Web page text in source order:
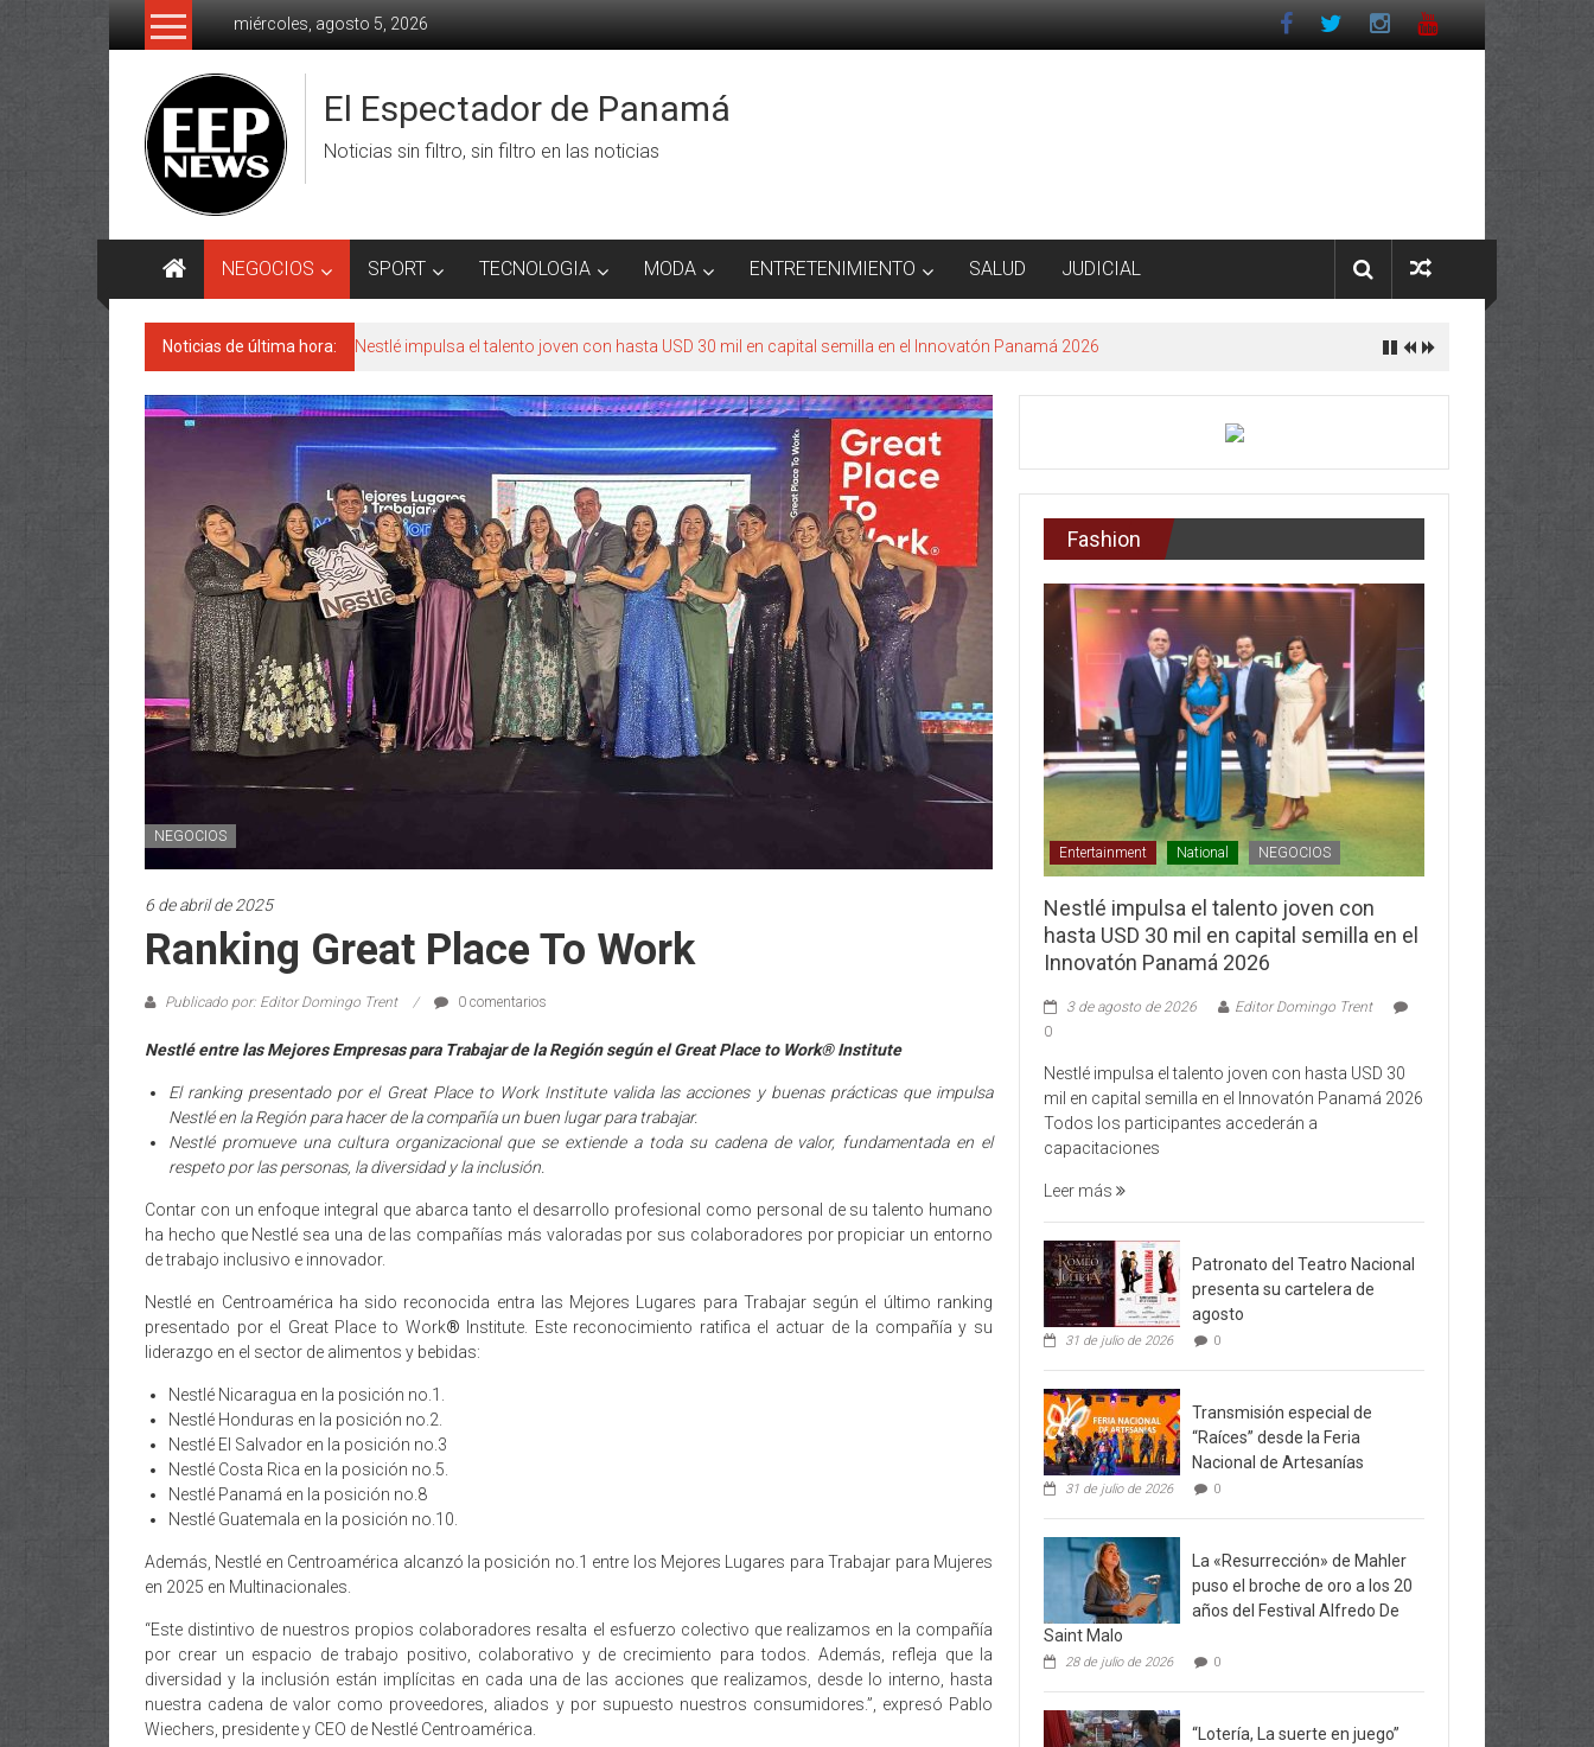
Saltar
miércoles, agosto 5, 2026
El Espectador de Panamá
Noticias sin filtro, sin filtro en las noticias
NEGOCIOS SPORT TECNOLOGIA MODA ENTRETENIMIENTO SALUD JUDICIAL
Noticias de última hora: Nestlé impulsa el talento joven con hasta USD 30 mil en capital semilla en el Innovatón Panamá 2026
NEGOCIOS
6 de abril de 2025
Ranking Great Place To Work
Publicado por: Editor Domingo Trent 0 comentarios
Nestlé entre las Mejores Empresas para Trabajar de la Región según elGreat Place to Work® Institute
El ranking presentado por el Great Place to Work Institute valida las acciones y buenas prácticas que impulsa
Nestlé en la Región para hacer de la compañía un buen lugar para trabajar.
Nestlé promueve una cultura organizacional que se extiende a toda su cadena de valor, fundamentada en el
respeto por las personas, la diversidad y la inclusión.
Contar con un enfoque integral que abarca tanto el desarrollo profesional como personal de su talento humano
ha hecho que Nestlé sea una de las compañías más valoradas por sus colaboradores por propiciar un entorno
de trabajo inclusivo e innovador.
Nestlé en Centroamérica ha sido reconocida entra las Mejores Lugares para Trabajar según el último ranking
presentado por el Great Place to Work® Institute. Este reconocimiento ratifica el actuar de la compañía y su
liderazgo en el sector de alimentos y bebidas:
Nestlé Nicaragua en la posición no.1.
Nestlé Honduras en la posición no.2.
Nestlé El Salvador en la posición no.3
Nestlé Costa Rica en la posición no.5.
Nestlé Panamá en la posición no.8
Nestlé Guatemala en la posición no.10.
Además, Nestlé en Centroamérica alcanzó la posición no.1 entre los Mejores Lugares para Trabajar para Mujeres
en 2025 en Multinacionales.
“Este distintivo de nuestros propios colaboradores resalta el esfuerzo colectivo que realizamos en la compañía
por crear un espacio de trabajo positivo, colaborativo y de crecimiento para todos. Además, refleja que la
diversidad y la inclusión están implícitas en cada una de las acciones que realizamos, desde lo interno, hasta
nuestra cadena de valor como proveedores, aliados y por supuesto nuestros consumidores.”, expresó Pablo
Wiechers, presidente y CEO de Nestlé Centroamérica.
Fashion
Entertainment National NEGOCIOS
Nestlé impulsa el talento joven con
hasta USD 30 mil en capital semilla en el
Innovatón Panamá 2026
3 de agosto de 2026
Editor Domingo Trent
0
Nestlé impulsa el talento joven con hasta USD 30
mil en capital semilla en el Innovatón Panamá 2026
Todos los participantes accederán a
capacitaciones
Leer más
Patronato del Teatro Nacional
presenta su cartelera de
agosto
31 de julio de 2026 0
Transmisión especial de
“Raíces” desde la Feria
Nacional de Artesanías
31 de julio de 2026 0
La «Resurrección» de Mahler
puso el broche de oro a los 20
años del Festival Alfredo De
Saint Malo
28 de julio de 2026 0
“Lotería, La suerte en juego”